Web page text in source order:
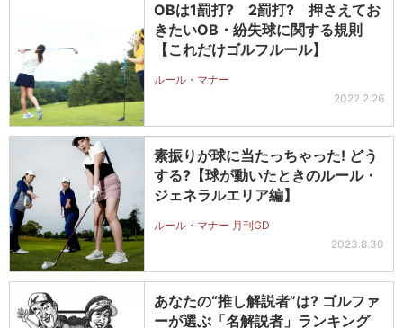
OBは1罰打? 2罰打? 押さえてお
きたいOB・紛失球に関する規則
【これだけゴルフルール】
ルール・マナー
2022.2.26
素振りが球に当たっちゃった! どう
する?【球が動いたときのルール・
ジェネラルエリア編】
ルール・マナー 月刊GD
2023.8.30
あなたの“推し解説者”は? ゴルファ
ーが選ぶ「名解説者」ランキング